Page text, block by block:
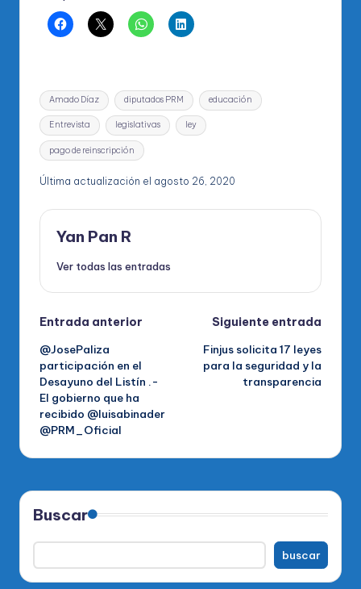
Etiquetas:
Amado Díaz diputados PRM educación
Entrevista legislativas ley
pago de reinscripción
Última actualización el agosto 26, 2020
Yan Pan R
Ver todas las entradas
Navegación
de
entradas
Entrada anterior
@JosePaliza
participación en el
Desayuno del Listín .-
El gobierno que ha
recibido @luisabinader
@PRM_Oficial
Siguiente entrada
Finjus solicita 17 leyes
para la seguridad y la
transparencia
Buscar
buscar